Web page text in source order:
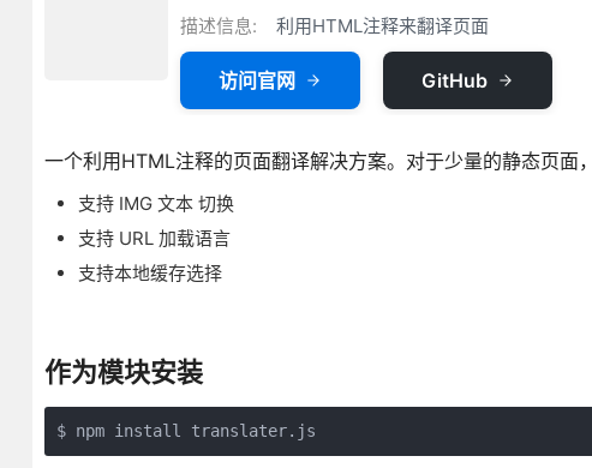
描述信息:
利用HTML注释来翻译页面
访问官网 GitHub
一个利用HTML注释的页面翻译解决方案。对于少量的静态页面
支持 IMG 文本 切换
支持 URL 加载语言
支持本地缓存选择
作为模块安装
$ npm install translater.js